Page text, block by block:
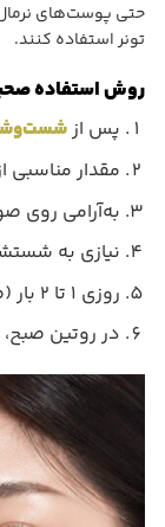
حتی پوست‌های نرمال
تونر استفاده کنند.
روش استفاده
پس از
مقدار مناسبی
به‌آرامی روی
نیازی به
روزی ۱ تا ۲ بار (صبح و شب) قابل استفاده است.
در روتین